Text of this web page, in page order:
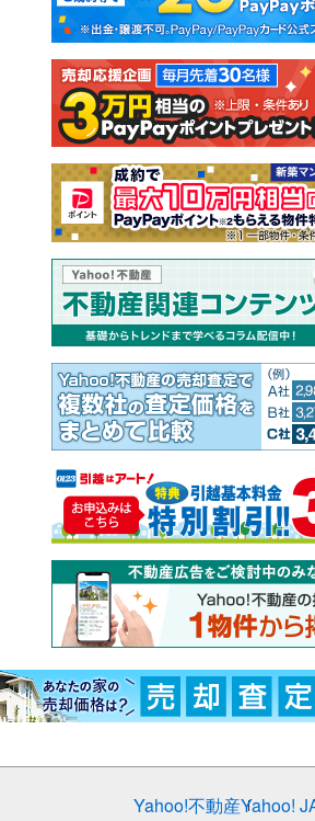
新築一戸建て 中古一
注文住宅 土地
売却査定
Yahoo!不動産Yahoo!